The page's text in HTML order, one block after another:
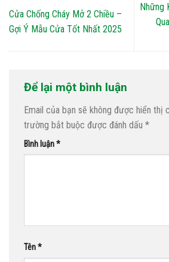
Cửa Chống Cháy Mở 2 Chiều –
Gợi Ý Mẫu Cửa Tốt Nhất 2025
Những
Để lại một bình luận
Email của bạn sẽ không được hiển thị
trường bắt buộc được đánh dấu *
Bình luận*
Tên*